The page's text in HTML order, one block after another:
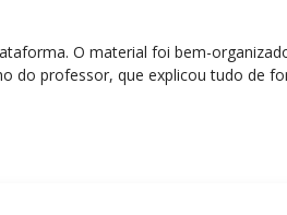
O material foi bem-
do professor, que explicou tudo de